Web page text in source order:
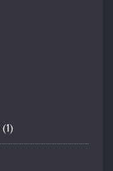
(1)